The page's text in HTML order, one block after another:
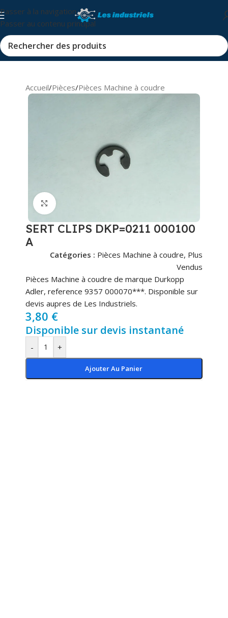
Passer à la navigation
Passer au contenu principal
Accueil/Pièces/Pièces Machine à coudre
Cliquez pour agrandir
SERT CLIPS DKP=0211 000100
A
Catégories : Pièces Machine à coudre, Plus
Vendus
Pièces Machine à coudre de marque Durkopp
Adler, reference 9357 000070***. Disponible sur
devis aupres de Les Industriels.
3,80 €
Disponible sur devis instantané
- +
Ajouter Au Panier